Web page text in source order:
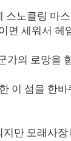
스노클링 마
면 세워서 헤
가의 로망을
이 섬을 한
지만 모래사